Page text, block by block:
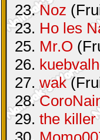
23.Noz
23. Ho les
25. Mr.O
26.
27. wak
28.
29. the killer